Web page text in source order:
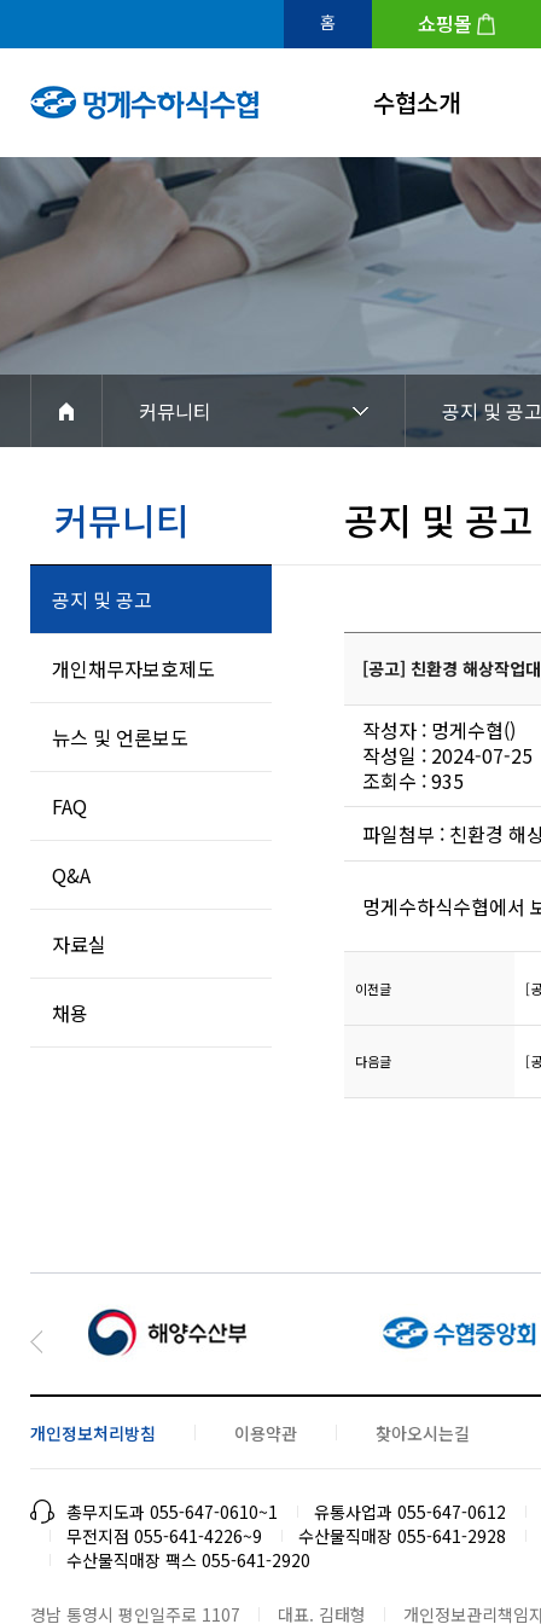
홈 쇼핑몰
수협소개
인사말
연혁
조직도
아이덴티티
경영공시
커뮤니티
공지 및 공고
커뮤니티
공지 및 공고
개인채무자보호제도
뉴스 및 언론보도
FAQ
Q&A
자료실
채용
공지 및 공고
[공고] 친환경 해상작업
작성자 : 멍게수협()
작성일 : 2024-07-25
조회수 : 935
파일첨부 : 친환경 해
멍게수하식수협에서
이전글 [
다음글 [
개인정보처리방침 이용약관 찾아오시는길
총무지도과 055-647-0610~1
유통사업과 055-647-0612
무전지점 055-641-4226~9
수산물직매장 055-641-2928
수산물직매장 팩스 055-641-2920
경남 통영시 평인일주로 1107 대표. 김태형 개인정보관리책임